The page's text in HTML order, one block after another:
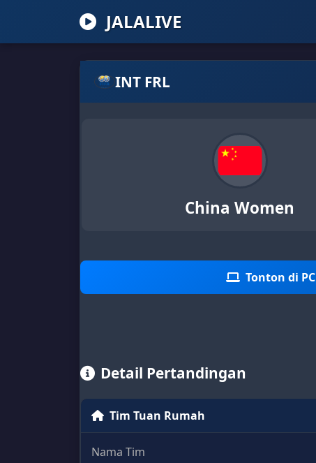
JALALIVE
INT FRL
China Women
Tonton di PC
Detail Pertandingan
Tim Tuan Rumah
Nama Tim